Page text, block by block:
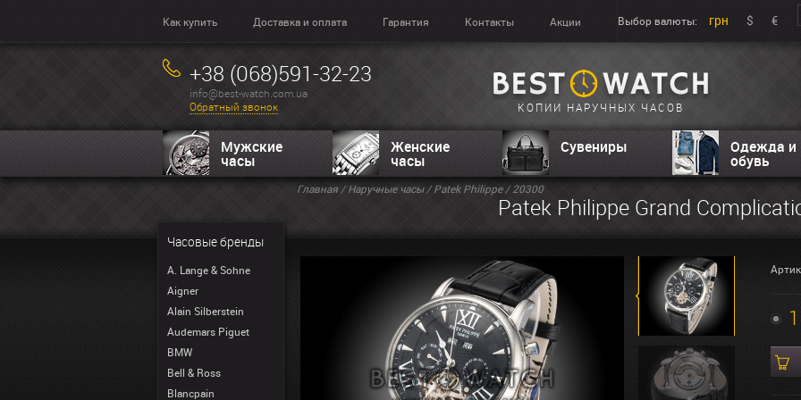
Как купить Доставка и оплата Гарантия Контакты Акции Выбор валюты: грн $ €
+38 (068)591-32-23
info@best-watch.com.ua
Обратный звонок
КОПИИ НАРУЧНЫХ ЧАСОВ
Мужские
часы
Женские
часы
Сувениры Одежда и
обувь
Часовые бренды
A. Lange & Sohne
Aigner
Alain Silberstein
Audemars Piguet
BMW
Bell & Ross
Blancpain
Главная/Наручные часы/Patek Philippe/ 20300
Patek Philippe Grand